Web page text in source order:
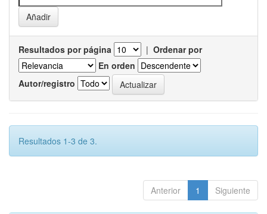
Resultados por página | Ordenar por
En orden
Autor/registro
Resultados 1-3 de 3.
Anterior 1 Siguiente